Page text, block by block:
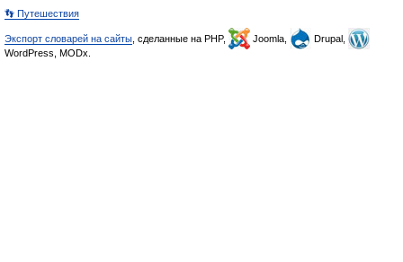
👣 Путешествия
Экспорт словарей на сайты , сделанные на PHP, Joomla,
Drupal,
WordPress, MODx.